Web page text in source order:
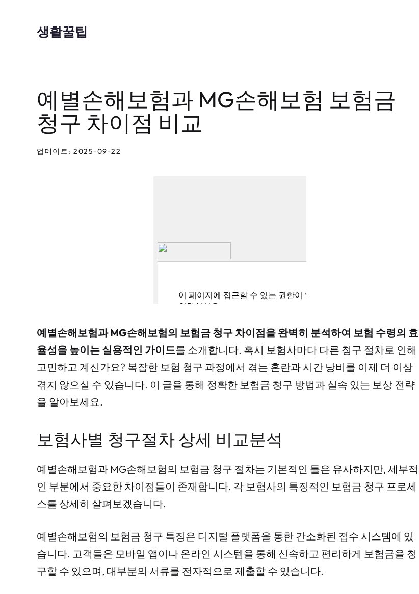
생활꿀팁
예별손해보험과 MG손해보험 보험금
청구 차이점 비교
업데이트: 2025-09-22
예별손해보험과 MG손해보험의 보험금 청구 차이점을 완벽히 분석하여 보험 수령의 효
율성을 높이는 실용적인 가이드를 소개합니다. 혹시 보험사마다 다른 청구 절차로 인해
고민하고 계신가요? 복잡한 보험 청구 과정에서 겪는 혼란과 시간 낭비를 이제 더 이상
겪지 않으실 수 있습니다. 이 글을 통해 정확한 보험금 청구 방법과 실속 있는 보상 전략
을 알아보세요.
보험사별 청구절차 상세 비교분석
예별손해보험과 MG손해보험의 보험금 청구 절차는 기본적인 틀은 유사하지만, 세부적
인 부분에서 중요한 차이점들이 존재합니다. 각 보험사의 특징적인 보험금 청구 프로세
스를 상세히 살펴보겠습니다.
예별손해보험의 보험금 청구 특징은 디지털 플랫폼을 통한 간소화된 접수 시스템에 있
습니다. 고객들은 모바일 앱이나 온라인 시스템을 통해 신속하고 편리하게 보험금을 청
구할 수 있으며, 대부분의 서류를 전자적으로 제출할 수 있습니다.